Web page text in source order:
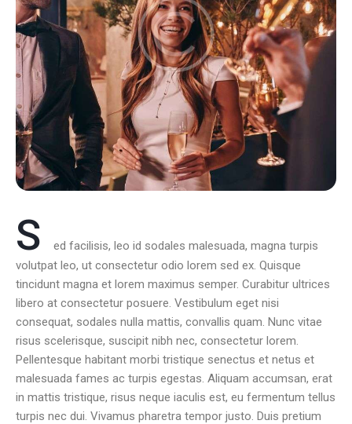
S
ed facilisis, leo id sodales malesuada, magna turpis
volutpat leo, ut consectetur odio lorem sed ex. Quisque
tincidunt magna et lorem maximus semper. Curabitur ultrices
libero at consectetur posuere. Vestibulum eget nisi
consequat, sodales nulla mattis, convallis quam. Nunc vitae
risus scelerisque, suscipit nibh nec, consectetur lorem.
Pellentesque habitant morbi tristique senectus et netus et
malesuada fames ac turpis egestas. Aliquam accumsan, erat
in mattis tristique, risus neque iaculis est, eu fermentum tellus
turpis nec dui. Vivamus pharetra tempor justo. Duis pretium